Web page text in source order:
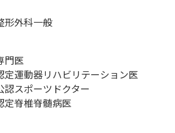
外科一般
門医
定運動器リハビリテーション医
認スポーツドクター
定脊椎脊髄病医